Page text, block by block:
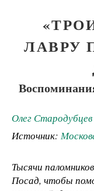
ЛАВРУ
Олег Стародубцев
Источник:
Тысячи
Посад, чтобы